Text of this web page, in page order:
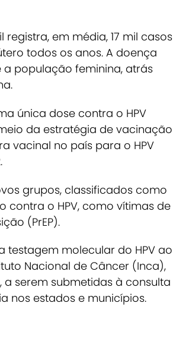
em média, 17 mil casos
todos os anos. A doença
população feminina, atrás
única dose contra o HPV
da estratégia de vacinação
vacinal no país para o HPV
grupos, classificados como
contra o HPV, como vítimas de
(PrEP).
molecular do HPV ao
Nacional de Câncer (Inca),
serem submetidas à consulta
nos estados e municípios.